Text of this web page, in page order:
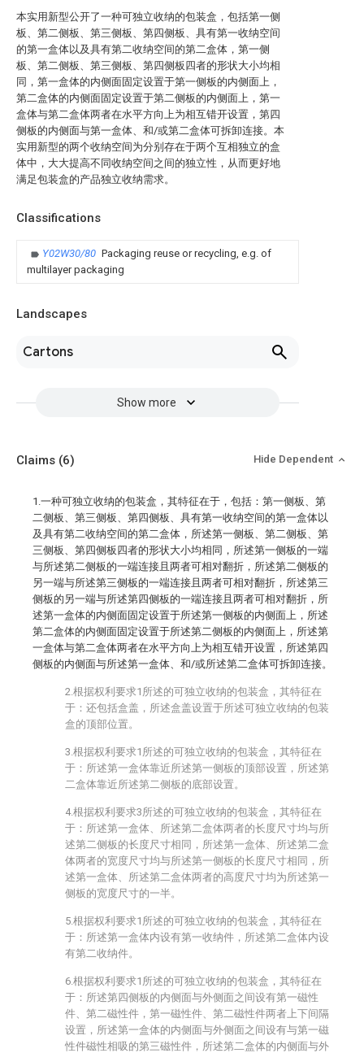
本实用新型公开了一种可独立收纳的包装盒，包括第一侧
板、第二侧板、第三侧板、第四侧板、具有第一收纳空间
的第一盒体以及具有第二收纳空间的第二盒体，第一侧
板、第二侧板、第三侧板、第四侧板四者的形状大小均相
同，第一盒体的内侧面固定设置于第一侧板的内侧面上，
第二盒体的内侧面固定设置于第二侧板的内侧面上，第一
盒体与第二盒体两者在水平方向上为相互错开设置，第四
侧板的内侧面与第一盒体、和/或第二盒体可拆卸连接。本
实用新型的两个收纳空间为分别存在于两个互相独立的盒
体中，大大提高不同收纳空间之间的独立性，从而更好地
满足包装盒的产品独立收纳需求。
Classifications
Y02W30/80 Packaging reuse or recycling, e.g. of
multilayer packaging
Landscapes
Cartons
Show more
Claims (6) Hide Dependent
1.一种可独立收纳的包装盒，其特征在于，包括：第一侧板、第
二侧板、第三侧板、第四侧板、具有第一收纳空间的第一盒体以
及具有第二收纳空间的第二盒体，所述第一侧板、第二侧板、第
三侧板、第四侧板四者的形状大小均相同，所述第一侧板的一端
与所述第二侧板的一端连接且两者可相对翻折，所述第二侧板的
另一端与所述第三侧板的一端连接且两者可相对翻折，所述第三
侧板的另一端与所述第四侧板的一端连接且两者可相对翻折，所
述第一盒体的内侧面固定设置于所述第一侧板的内侧面上，所述
第二盒体的内侧面固定设置于所述第二侧板的内侧面上，所述第
一盒体与第二盒体两者在水平方向上为相互错开设置，所述第四
侧板的内侧面与所述第一盒体、和/或所述第二盒体可拆卸连接。
2.根据权利要求1所述的可独立收纳的包装盒，其特征在
于：还包括盒盖，所述盒盖设置于所述可独立收纳的包装
盒的顶部位置。
3.根据权利要求1所述的可独立收纳的包装盒，其特征在
于：所述第一盒体靠近所述第一侧板的顶部设置，所述第
二盒体靠近所述第二侧板的底部设置。
4.根据权利要求3所述的可独立收纳的包装盒，其特征在
于：所述第一盒体、所述第二盒体两者的长度尺寸均与所
述第二侧板的长度尺寸相同，所述第一盒体、所述第二盒
体两者的宽度尺寸均与所述第一侧板的长度尺寸相同，所
述第一盒体、所述第二盒体两者的高度尺寸均为所述第一
侧板的宽度尺寸的一半。
5.根据权利要求1所述的可独立收纳的包装盒，其特征在
于：所述第一盒体内设有第一收纳件，所述第二盒体内设
有第二收纳件。
6.根据权利要求1所述的可独立收纳的包装盒，其特征在
于：所述第四侧板的内侧面与外侧面之间设有第一磁性
件、第二磁性件，第一磁性件、第二磁性件两者上下间隔
设置，所述第一盒体的内侧面与外侧面之间设有与第一磁
性件磁性相吸的第三磁性件，所述第二盒体的内侧面与外